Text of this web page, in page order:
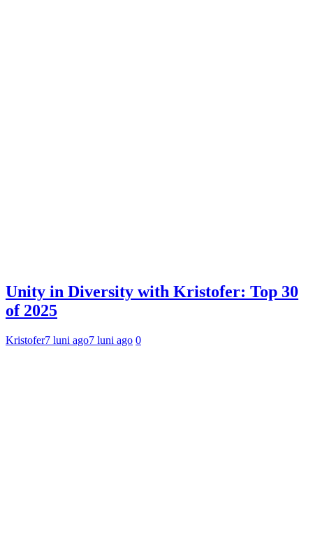
Unity in Diversity with Kristofer: Top 30
of 2025
Kristofer7 luni ago7 luni ago 0